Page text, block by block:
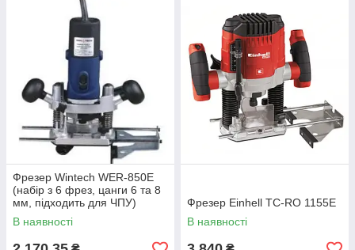
Фрезер Wintech WER-850E
(набір з 6 фрез, цанги 6 та 8
мм, підходить для ЧПУ)
В наявності
Фрезер Einhell TC-RO 1155E
В наявності